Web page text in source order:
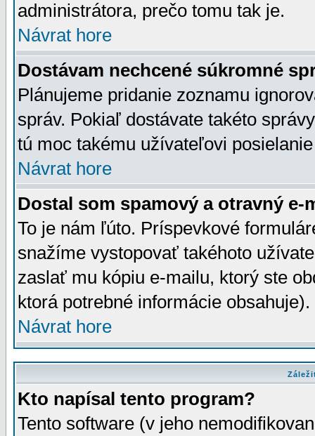
administrátora, prečo tomu tak je.
Návrat hore
Dostávam nechcené súkromné
Plánujeme pridanie zoznamu
správ. Pokiaľ dostávate takéto
tú moc takému užívateľovi
Návrat hore
Dostal som spamový a otravný e-
To je nám ľúto. Príspevkové
snažíme vystopovať takéhoto
zaslať mu kópiu e-mailu, ktorý ste
ktorá potrebné informácie
Návrat hore
Kto napísal tento program?
Tento software (v jeho